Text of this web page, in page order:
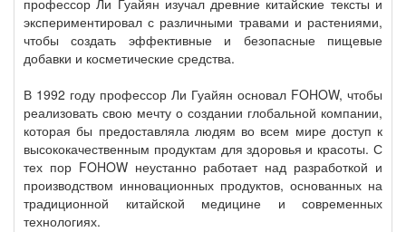
экспериментировал с различными травами и растениями,
чтобы создать эффективные и безопасные пищевые
добавки и косметические средства.
В 1992 году профессор Ли Гуайян основал FOHOW, чтобы
реализовать свою мечту о создании глобальной компании,
которая бы предоставляла людям во всем мире доступ к
высококачественным продуктам для здоровья и красоты. С
тех пор FOHOW неустанно работает над разработкой и
производством инновационных продуктов, основанных на
традиционной китайской медицине и современных
технологиях.